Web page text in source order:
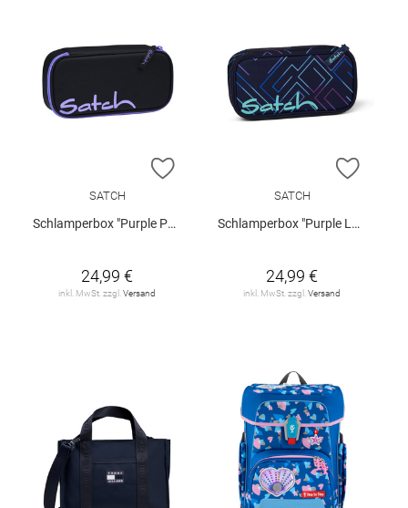
ZUR WUNSCHLISTE HINZUFÜGEN
SATCH
Schlamperbox "Purple Phantom"
24,99 €
inkl. MwSt. zzgl. Versand
ZUR
SATCH
Schlamperbox "Purple Laser"
24,99 €
inkl. MwSt. zzgl. Versand